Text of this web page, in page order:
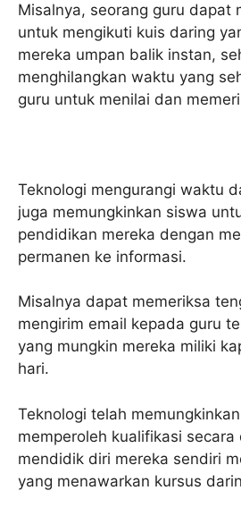
Misalnya, seorang guru dapat
untuk mengikuti kuis daring
mereka umpan balik instan,
menghilangkan waktu yang
guru untuk menilai dan
Teknologi mengurangi waktu
juga memungkinkan siswa
pendidikan mereka dengan
permanen ke informasi.
Misalnya dapat memeriksa
mengirim email kepada guru
yang mungkin mereka miliki
hari.
Teknologi telah
memperoleh kualifikasi secara
mendidik diri mereka sendiri
yang menawarkan kursus